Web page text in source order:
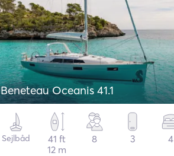
Beneteau Oceanis 41.1
Sejlbåd
41 ft
12 m
8 3 4